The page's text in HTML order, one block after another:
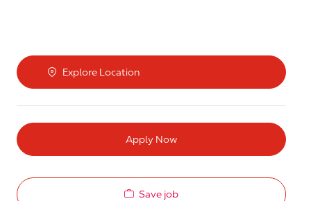
Explore Location
Apply Now
Save job